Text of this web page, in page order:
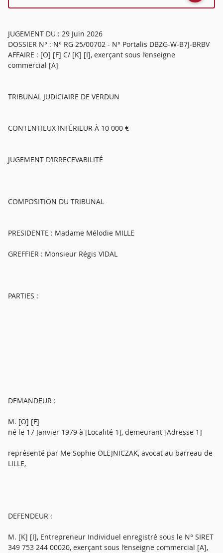
JUGEMENT DU : 29 Juin 2026
DOSSIER N° : N° RG 25/00702 - N° Portalis DBZG-W-B7J-BRBV
AFFAIRE : [O] [F] C/ [K] [I], exerçant sous l’enseigne
commercial [A]
TRIBUNAL JUDICIAIRE DE VERDUN
CONTENTIEUX INFÉRIEUR À 10 000 €
JUGEMENT D’IRRECEVABILITÉ
COMPOSITION DU TRIBUNAL
PRESIDENTE : Madame Mélodie MILLE
GREFFIER : Monsieur Régis VIDAL
PARTIES :
DEMANDEUR :
M. [O] [F]
né le 17 Janvier 1979 à [Localité 1], demeurant [Adresse 1]
représenté par Me Sophie OLEJNICZAK, avocat au barreau de
LILLE,
DEFENDEUR :
M. [K] [I], Entrepreneur Individuel enregistré sous le N° SIRET
349 753 244 00020, exerçant sous l’enseigne commercial [A],